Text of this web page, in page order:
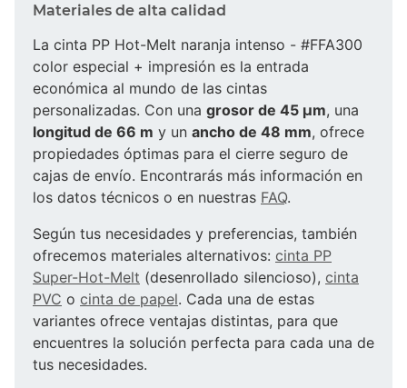
Materiales de alta calidad
La cinta PP Hot-Melt naranja intenso - #FFA300
color especial + impresión es la entrada
económica al mundo de las cintas
personalizadas. Con una grosor de 45 µm, una
longitud de 66 m y un ancho de 48 mm, ofrece
propiedades óptimas para el cierre seguro de
cajas de envío. Encontrarás más información en
los datos técnicos o en nuestras FAQ.
Según tus necesidades y preferencias, también
ofrecemos materiales alternativos: cinta PP
Super-Hot-Melt (desenrollado silencioso), cinta
PVC o cinta de papel. Cada una de estas
variantes ofrece ventajas distintas, para que
encuentres la solución perfecta para cada una de
tus necesidades.